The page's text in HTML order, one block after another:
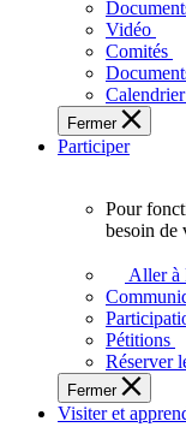
touchent
des
Ontariennes
et
Vidéo
Comités
Calendrier
Fermer
Participer
plein
potentiel,
l'Assemblée
a
besoin
de
Pour
besoin de
Aller à
Pétitions
Réserver
Fermer
Visiter et